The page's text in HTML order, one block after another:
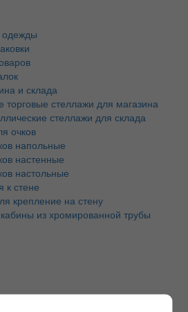
и склада
торговые стеллажи для магазина
стеллажи для склада
очков
напольные
настенные
настольные
к стене
крепление на стену
из хромированной трубы